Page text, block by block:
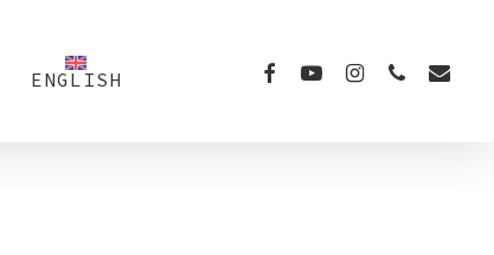
ENGLISH FACEBOOK
YOUTUBEINSTAGRAM
PHONEEMAIL